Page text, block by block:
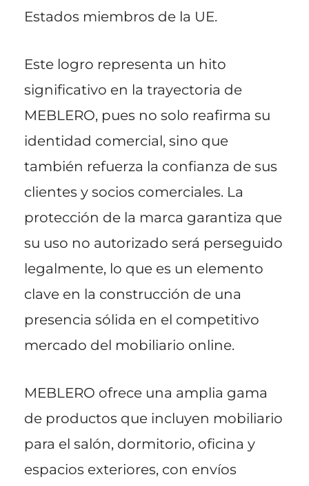
Estados miembros de la UE.
Este logro representa un hito
significativo en la trayectoria de
MEBLERO, pues no solo reafirma su
identidad comercial, sino que
también refuerza la confianza de sus
clientes y socios comerciales. La
protección de la marca garantiza que
su uso no autorizado será perseguido
legalmente, lo que es un elemento
clave en la construcción de una
presencia sólida en el competitivo
mercado del mobiliario online.
MEBLERO ofrece una amplia gama
de productos que incluyen mobiliario
para el salón, dormitorio, oficina y
espacios exteriores, con envíos